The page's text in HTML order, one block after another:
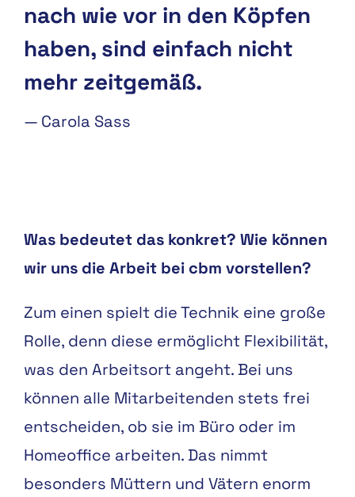
nach wie vor in den Köpfen
haben, sind einfach nicht
mehr zeitgemäß.
— Carola Sass
Was bedeutet das konkret? Wie können
wir uns die Arbeit bei cbm vorstellen?
Zum einen spielt die Technik eine große
Rolle, denn diese ermöglicht Flexibilität,
was den Arbeitsort angeht. Bei uns
können alle Mitarbeitenden stets frei
entscheiden, ob sie im Büro oder im
Homeoffice arbeiten. Das nimmt
besonders Müttern und Vätern enorm